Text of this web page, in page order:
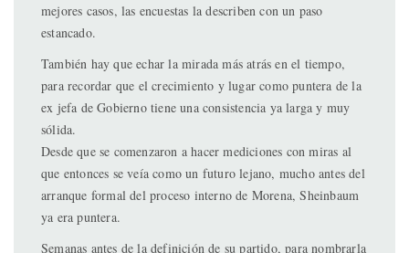
mejores casos, las encuestas la describen con un paso
estancado.
También hay que echar la mirada más atrás en el tiempo,
para recordar que el crecimiento y lugar como puntera de la
ex jefa de Gobierno tiene una consistencia ya larga y muy
sólida.
Desde que se comenzaron a hacer mediciones con miras al
que entonces se veía como un futuro lejano, mucho antes del
arranque formal del proceso interno de Morena, Sheinbaum
ya era puntera.
Semanas antes de la definición de su partido, para nombrarla